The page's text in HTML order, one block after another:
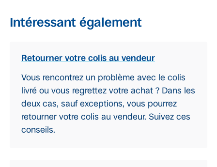
Intéressant également
Retourner votre colis au vendeur
Vous rencontrez un problème avec le colis
livré ou vous regrettez votre achat ? Dans les
deux cas, sauf exceptions, vous pourrez
retourner votre colis au vendeur. Suivez ces
conseils.